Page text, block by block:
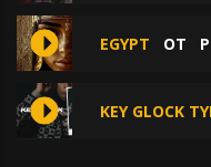
EGYPT ОТ
KEY GLOCK